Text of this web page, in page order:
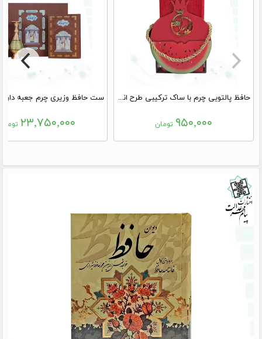
حافظ پالتویی چرم با ساک ترکیبی طرح انار و هندوانه
۹۵۰,۰۰۰ تومان ۲۳,۷۵۰,۰۰۰ تومان